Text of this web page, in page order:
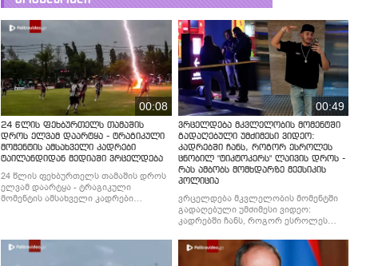
00:08
24 წლის ფეხბურთელს თამაშის
დროს ელვამ დაარტყა - ტრაგიკული
მომენტის ამსახველი კადრები
ტაილანდიდან მედიაში ვრცელდება
24 წლის ფეხბურთელს თამაშის დროს
ელვამ დაარტყა - ტრაგიკული
მომენტის ამსახველი კადრები
00:49
ვრცელდება მკვლელობის მომენტში
გადაღებული უმძიმესი ვიდეო:
კადრებში ჩანს, როგორ ესროლეს
ცნობილ "ტიკტოკერს" ლაივის დროს -
რას ამბობს მომხდარზე მექსიკის
პოლიცია
ვრცელდება მკვლელობის მომენტში
გადაღებული უმძიმესი ვიდეო:
კადრებში ჩანს, როგორ ესროლეს
რას ამბობს მომხდარზე მექსიკის
პოლიცია